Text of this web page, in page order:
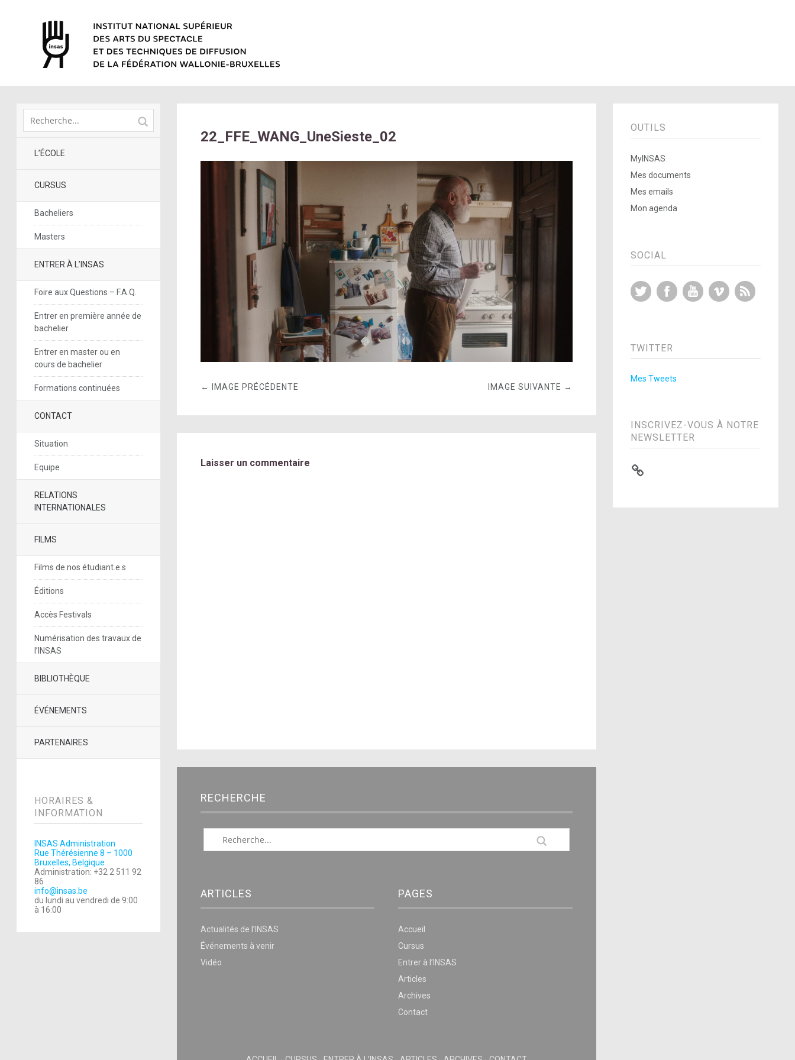
L’ÉCOLE
CURSUS
Bacheliers
Masters
ENTRER À L’INSAS
Foire aux Questions – F.A.Q.
Entrer en première année de
bachelier
Entrer en master ou en
cours de bachelier
Formations continuées
CONTACT
Situation
Equipe
RELATIONS
INTERNATIONALES
FILMS
Films de nos étudiant.e.s
Éditions
Accès Festivals
Numérisation des travaux de
l’INSAS
BIBLIOTHÈQUE
ÉVÉNEMENTS
PARTENAIRES
HORAIRES &
INFORMATION
INSAS Administration
Rue Thérésienne 8 – 1000
Bruxelles, Belgique
Administration: +32 2 511 92
86
info@insas.be
du lundi au vendredi de 9:00
à 16:00
22_FFE_WANG_UneSieste_02
← IMAGE PRÉCÉDENTE IMAGE SUIVANTE →
Laisser un commentaire
RECHERCHE
ARTICLES
Actualités de l’INSAS
Événements à venir
Vidéo
PAGES
Accueil
Cursus
Entrer à l’INSAS
Articles
Archives
Contact
OUTILS
MyINSAS
Mes documents
Mes emails
Mon agenda
SOCIAL
Twitter FacebookYouTubeVimeo
TWITTER
Mes Tweets
INSCRIVEZ-VOUS À NOTRE
NEWSLETTER